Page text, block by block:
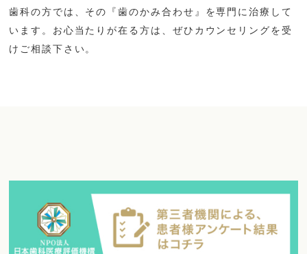
歯科の方では、その『歯のかみ合わせ』を専門に治療して
います。お心当たりが在る方は、ぜひカウンセリングを受
けご相談下さい。